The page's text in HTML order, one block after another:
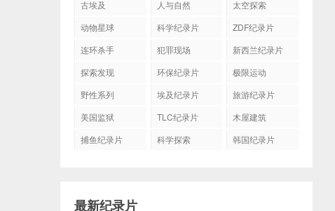
古埃及
人与自然
太空探索
动物星球
科学纪录片
ZDF纪录片
连环杀手
犯罪现场
新西兰纪录片
探索发现
环保纪录片
极限运动
野性系列
埃及纪录片
旅游纪录片
美国监狱
TLC纪录片
木屋建筑
捕鱼纪录片
科学探索 韩国纪录片
最新纪录片